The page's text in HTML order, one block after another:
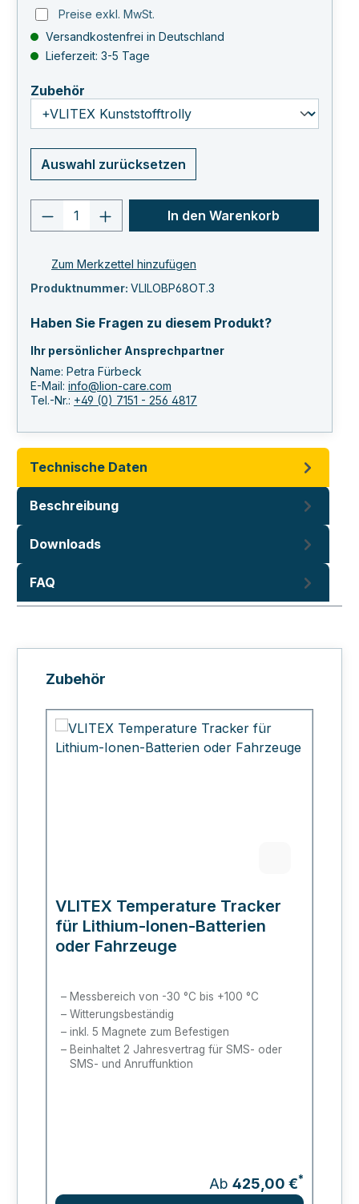
Preise exkl. MwSt.
Versandkostenfrei in Deutschland
Lieferzeit: 3-5 Tage
Zubehör
Auswahl zurücksetzen
Produkt Anzahl: Gib den
In den Warenkorb
Zum Merkzettel hinzufügen
Produktnummer: VLILOBP68OT.3
Haben Sie Fragen zu diesem Produkt?
Ihr persönlicher Ansprechpartner
Name: Petra Fürbeck
E-Mail: info@lion-care.com
Tel.-Nr.: +49 (0) 7151 - 256 4817
Technische Daten
Beschreibung
Downloads
FAQ
Produktgalerie überspringen
Zubehör
VLITEX Temperature Tracker
für Lithium-Ionen-Batterien
oder Fahrzeuge
Messbereich von -30 °C bis +100 °C
Witterungsbeständig
inkl. 5 Magnete zum Befestigen
Beinhaltet 2 Jahresvertrag für SMS- oder
SMS- und Anruffunktion
Ab 425,00 €*